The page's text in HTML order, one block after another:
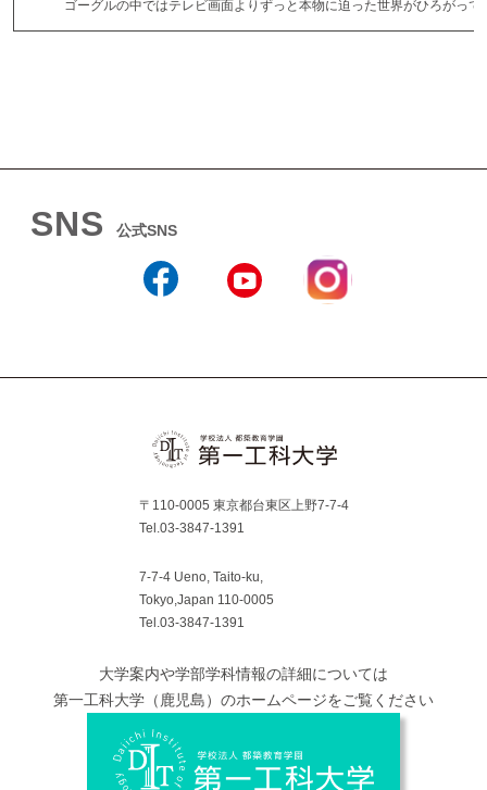
ゴーグルの中ではテレビ画面よりずっと本物に迫った世界がひろがって
SNS 公式SNS
〒110-0005 東京都台東区上野7-7-4
Tel.03-3847-1391
7-7-4 Ueno, Taito-ku,
Tokyo,Japan 110-0005
Tel.03-3847-1391
大学案内や学部学科情報の詳細については
第一工科大学（鹿児島）のホームページをご覧ください